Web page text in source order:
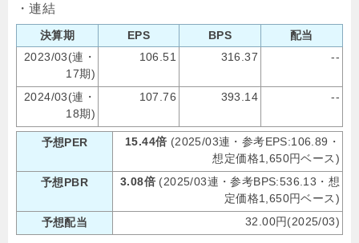
・連結
決算期 EPS BPS
配当
2023/03(連・
17期)
106.51 316.37 --
2024/03(連・
18期)
107.76 393.14 --
予想PER 15.44倍 (2025/03連・参考EPS:106.89・
想定価格1,650円ベース)
予想PBR
3.08倍 (2025/03連・参考BPS:536.13・想
定価格1,650円ベース)
予想配当
32.00円(2025/03)